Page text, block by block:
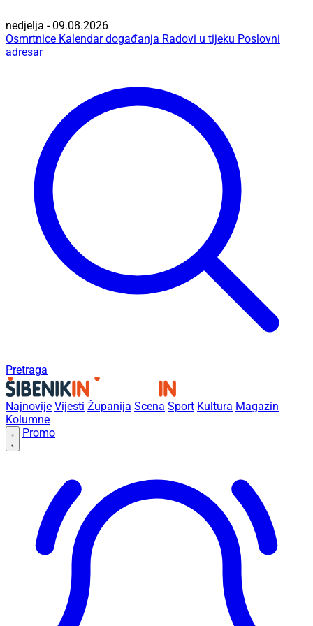
nedjelja - 09.08.2026
Osmrtnice Kalendar događanja Radovi u tijeku Poslovni
adresar
Pretraga
Najnovije Vijesti Županija Scena Sport Kultura Magazin
Kolumne
Promo